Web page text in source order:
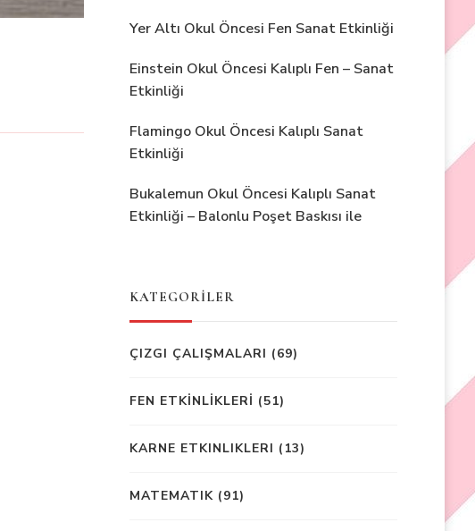
Yer Altı Okul Öncesi Fen Sanat Etkinliği
Einstein Okul Öncesi Kalıplı Fen – Sanat
Etkinliği
Flamingo Okul Öncesi Kalıplı Sanat
Etkinliği
Bukalemun Okul Öncesi Kalıplı Sanat
Etkinliği – Balonlu Poşet Baskısı ile
KATEGORİLER
ÇIZGI ÇALIŞMALARI (69)
FEN ETKİNLİKLERİ (51)
KARNE ETKINLIKLERI (13)
MATEMATIK(91)